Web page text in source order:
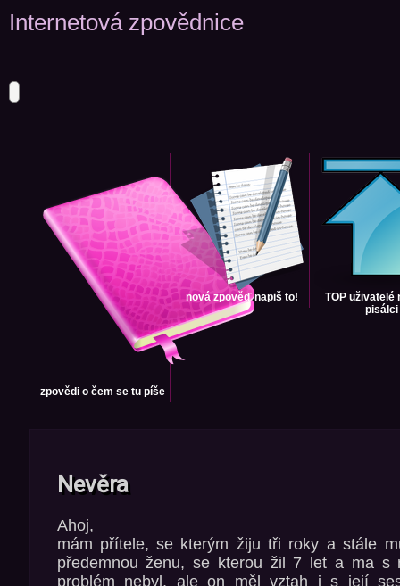
Internetová zpovědnice
zpovědi o čem se tu píše
nová zpověď napiš to! TOP uživatelé
pisálci
Nevěra
Ahoj,
mám přítele, se kterým žiju tři roky a stále
předemnou ženu, se kterou žil 7 let a ma s
problém nebyl, ale on měl vztah i s její